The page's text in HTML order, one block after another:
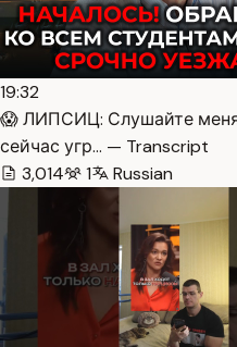
19:32
😱 ЛИПСИЦ: Слушайте меня
сейчас угр… — Transcript
3,014
1 Russian